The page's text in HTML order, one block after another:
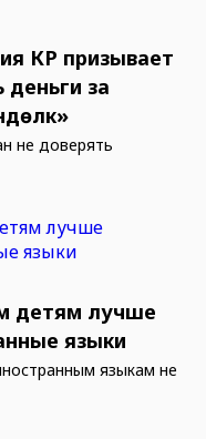
КР призывает
за
не доверять
детям лучше
языки
языкам не